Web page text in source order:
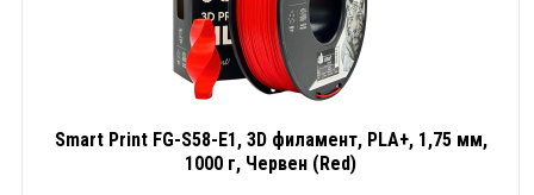
Smart Print FG-S58-E1, 3D филамент, PLA+, 1,75 мм,
1000 г, Червен (Red)